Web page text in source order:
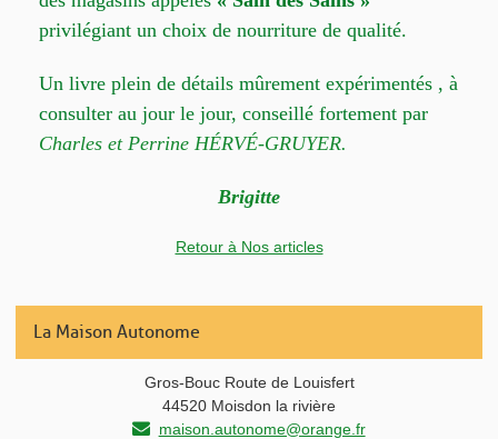
privilégiant un choix de nourriture de qualité.
Un livre plein de détails mûrement expérimentés , à
consulter au jour le jour, conseillé fortement par
Charles et Perrine HÉRVÉ-GRUYER.
Brigitte
Retour à Nos articles
La Maison Autonome
Gros-Bouc Route de Louisfert
44520 Moisdon la rivière
maison.autonome@orange.fr